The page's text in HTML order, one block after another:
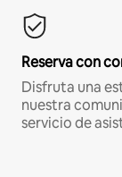
Reserva con
Disfruta una
nuestra
servicio de